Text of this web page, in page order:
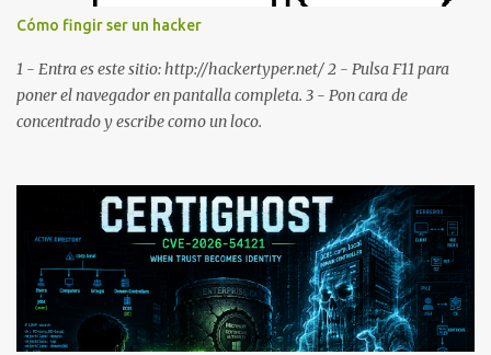
: Visualiza la versión de la pantalla táctil del smartphone
*#*#3264#*#* : Muestra que versión de memoria RAM está
disponible en el smartphone o la tablet *#*#34971539#*#* :
Visualiza la información detallada d...
Cómo fingir ser un hacker
1 - Entra es este sitio: http://hackertyper.net/ 2 - Pulsa F11 para
poner el navegador en pantalla completa. 3 - Pon cara de
concentrado y escribe como un loco.